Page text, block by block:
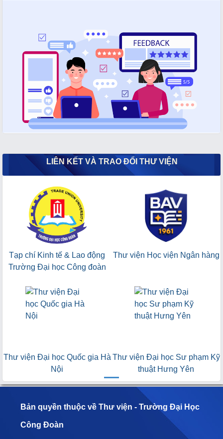
LIÊN KẾT VÀ TRAO ĐỔI THƯ VIỆN
Tạp chí Kinh tế & Lao động
Trường Đại học Công đoàn
Thư viện Học viện Ngân hàng
Thư viện Đại học Quốc gia Hà
Nội
Thư viện Đại học Sư phạm Kỹ
thuật Hưng Yên
Bản quyền thuộc về Thư viện - Trường Đại Học
Công Đoàn